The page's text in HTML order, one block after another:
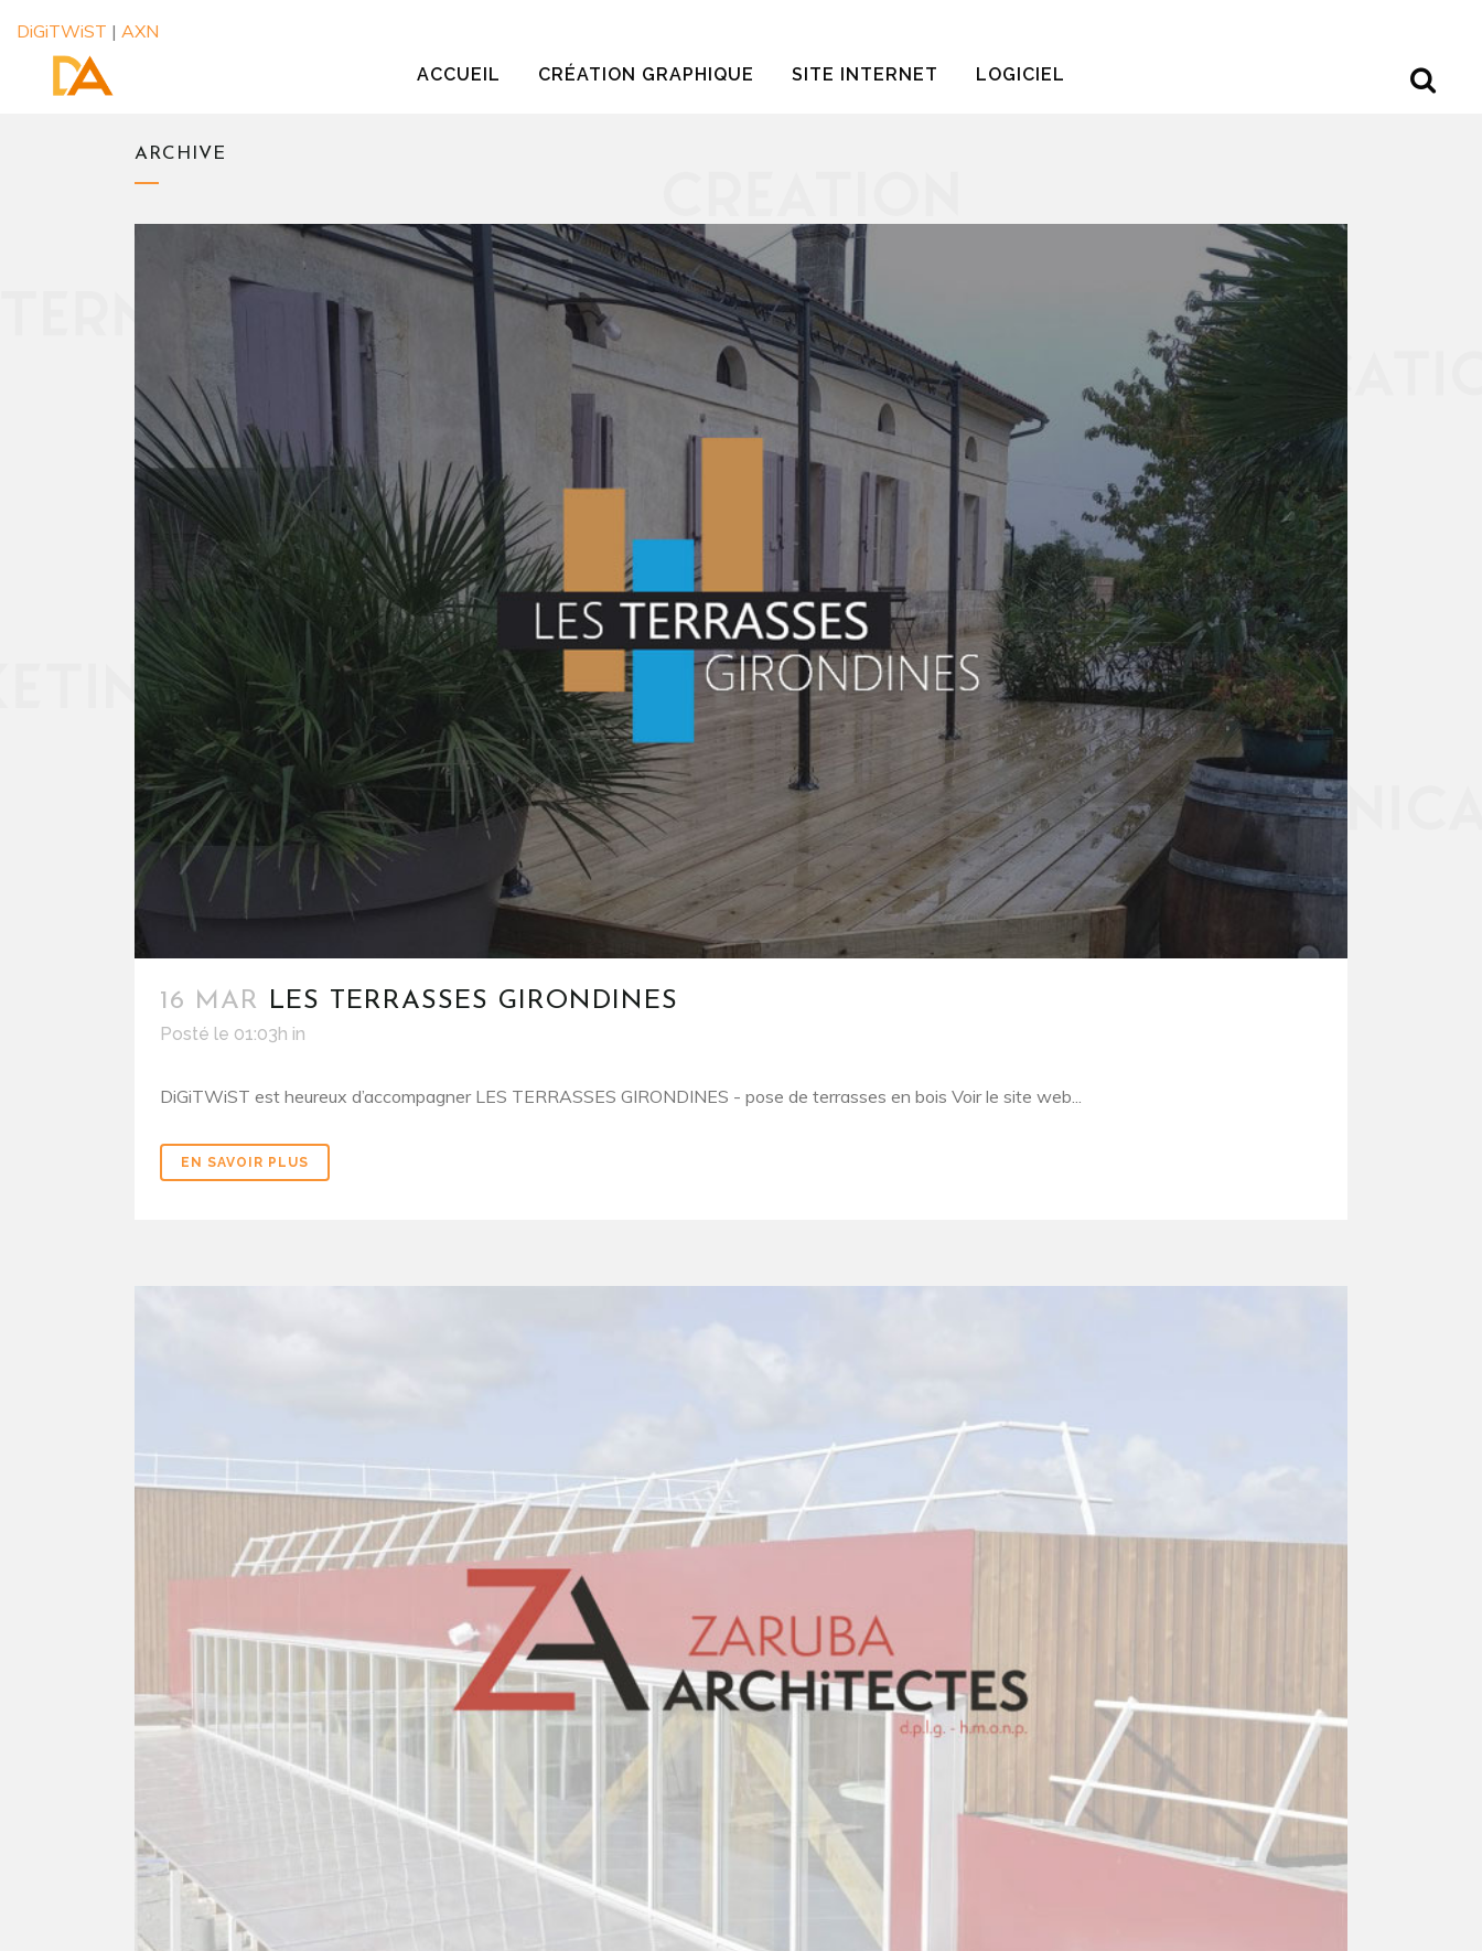
DiGiTWiST | AXN
ACCUEIL CRÉATION GRAPHIQUE SITE INTERNET LOGICIEL
ARCHIVE
16 MAR LES TERRASSES GIRONDINES
Posté le 01:03h in
DiGiTWiST est heureux d’accompagner LES TERRASSES GIRONDINES - pose de terrasses en bois Voir le site web...
EN SAVOIR PLUS